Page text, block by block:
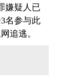
疑人已
名参与此
追逃。